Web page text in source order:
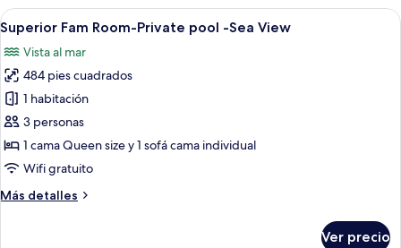
-
Sea
View
with
Private
Pool
&amp;
Outdoor
living
area
Sea
View
Abrir
todas
las
fotos
de
Superior
Fam
Room-
Private
pool
Habitación de hotel con cama,
7
Superior Fam Room-Private pool -Sea View
Vista al mar
484 pies cuadrados
1 habitación
3 personas
1 cama Queen size y 1 sofá cama individual
Wifi gratuito
Más detalles
Más
Ver precio